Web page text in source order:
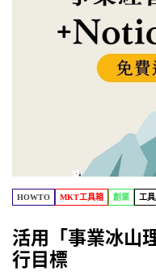
HOWTO MKT工具箱 創業 工
活用「事業冰山
行目標